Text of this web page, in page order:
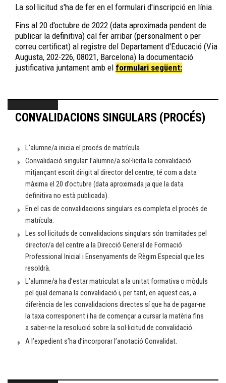
La sol·licitud s'ha de fer en el formulari d'inscripció en línia.
Fins al 20 d'octubre de 2022 (data aproximada pendent de
publicar la definitiva) cal fer arribar (personalment o per
correu certificat) al registre del Departament d'Educació (Via
Augusta, 202-226, 08021, Barcelona) la documentació
justificativa juntament amb el formulari següent:
CONVALIDACIONS SINGULARS (PROCÉS)
L’alumne/a inicia el procés de matrícula
Convalidació singular: l’alumne/a sol·licita la convalidació
mitjançant escrit dirigit al director del centre, té com a data
màxima el 20 d’octubre (data aproximada ja que la data
definitiva no està publicada).
En el cas de convalidacions singulars es completa el procés de
matrícula.
Les sol·licituds de convalidacions singulars són tramitades pel
director/a del centre a la Direcció General de Formació
Professional Inicial i Ensenyaments de Règim Especial que les
resoldrà.
L’alumne/a ha d’estar matriculat a la unitat formativa o mòduls
pel qual demana la convalidació i, per tant, en aquest cas, a
diferència de les convalidacions directes sí que ha de pagar-ne
la taxa corresponent i ha de començar a cursar la matèria fins
a saber-ne la resolució sobre la sol·licitud de convalidació.
A l’expedient s’ha d’incorporar l’anotació Convalidat.